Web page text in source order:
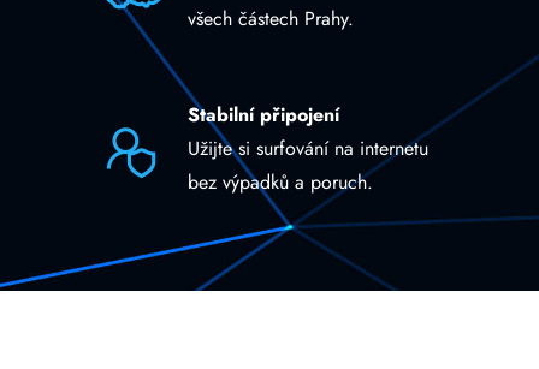
všech částech Prahy.
Stabilní připojení
Užijte si surfování na internetu
bez výpadků a poruch.